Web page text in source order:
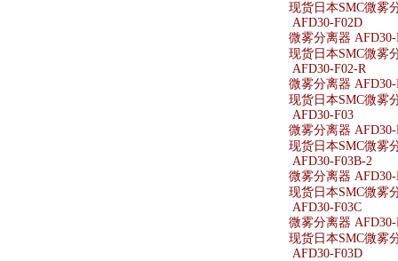
现货日本SMC微雾
AFD30-F02D
微雾分离器 AFD30-
现货日本SMC微雾
AFD30-F02-R
微雾分离器 AFD30-
现货日本SMC微雾
AFD30-F03
微雾分离器 AFD30-
现货日本SMC微雾
AFD30-F03B-2
微雾分离器 AFD30-
现货日本SMC微雾
AFD30-F03C
微雾分离器 AFD30-
现货日本SMC微雾
AFD30-F03D